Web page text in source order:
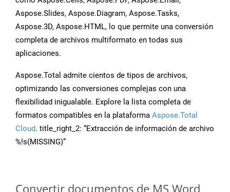
Aspose.Slides, Aspose.Diagram, Aspose.Tasks,
Aspose.3D, Aspose.HTML, lo que permite una conversión
completa de archivos multiformato en todas sus
aplicaciones.
Aspose.Total admite cientos de tipos de archivos,
optimizando las conversiones complejas con una
flexibilidad inigualable. Explore la lista completa de
formatos compatibles en la plataforma Aspose.Total
Cloud. title_right_2: “Extracción de información de archivo
%!s(MISSING)”
Convertir documentos de MS Word